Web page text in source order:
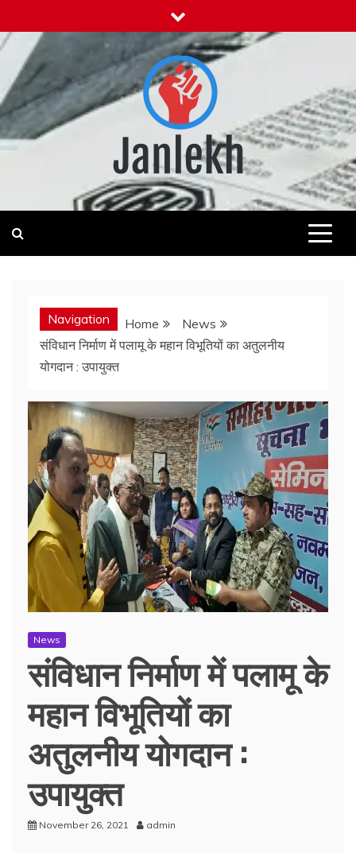
to
content
News for Public
Navigation Home
News
संविधान निर्माण में पलामू के महान विभूतियों का अतुलनीय
योगदान : उपायुक्त
News
संविधान निर्माण में पलामू के
महान विभूतियों का
अतुलनीय योगदान :
उपायुक्त
November 26, 2021 admin